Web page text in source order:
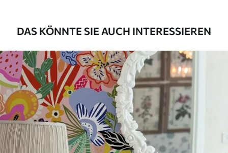
56.67 34.00 €/m²
Premium-Vinyl
65.0039.00 €/m²
DAS KÖNNTE SIE AUCH INTERESSIEREN